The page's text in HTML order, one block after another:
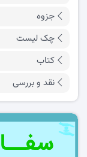
جزوه
چک لیست
کتاب
نقد و بررسی